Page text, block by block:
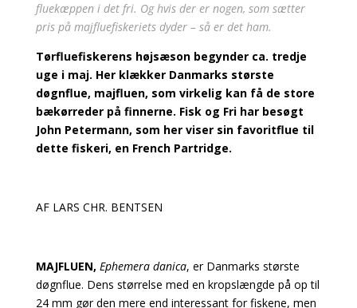
fluekæppen i det fri. Og hvis der er nogen, som sætter
pris på majfluefiskeriets dyder – så er det ham.
Tørfluefiskerens højsæson begynder ca. tredje
uge i maj. Her klækker Danmarks største
døgnflue, majfluen, som virkelig kan få de store
bækørreder på finnerne. Fisk og Fri har besøgt
John Petermann, som her viser sin favoritflue til
dette fiskeri, en French Partridge.
AF LARS CHR. BENTSEN
MAJFLUEN, Ephemera danica, er Danmarks største
døgnflue. Dens størrelse med en kropslængde på op til
24 mm gør den mere end interessant for fiskene, men